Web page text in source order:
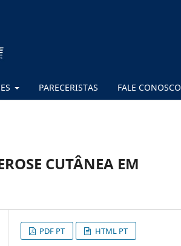
PARECERISTAS FALE CONOSCO
CUTÂNEA EM
PDF PT HTML PT